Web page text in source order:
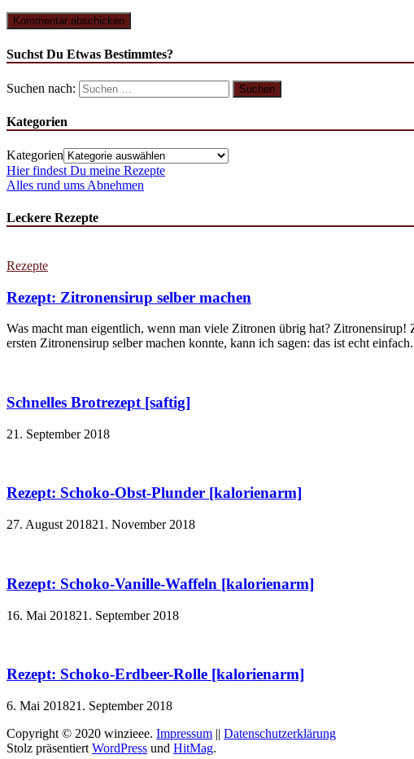
Suchst Du Etwas Bestimmtes?
Suchen nach:
Kategorien
Kategorien
Hier findest Du meine Rezepte
Alles rund ums Abnehmen
Leckere Rezepte
Rezepte
Rezept: Zitronensirup selber machen
Was macht man eigentlich, wenn man viele Zitronen übrig hat?
ersten Zitronensirup selber machen konnte, kann ich sagen: das ist echt
Schnelles Brotrezept [saftig]
21. September 2018
Rezept: Schoko-Obst-Plunder [kalorienarm]
27. August 201821. November 2018
Rezept: Schoko-Vanille-Waffeln [kalorienarm]
16. Mai 201821. September 2018
Rezept: Schoko-Erdbeer-Rolle [kalorienarm]
6. Mai 201821. September 2018
Copyright © 2020 winzieee. Impressum || Datenschutzerklärung
Stolz präsentiert WordPress und HitMag.